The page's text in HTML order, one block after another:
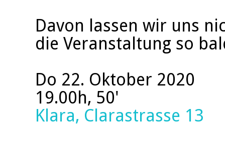
Davon lassen wir uns
die Veranstaltung so
Do 22. Oktober 2020
19.00h, 50'
Klara, Clarastrasse 13